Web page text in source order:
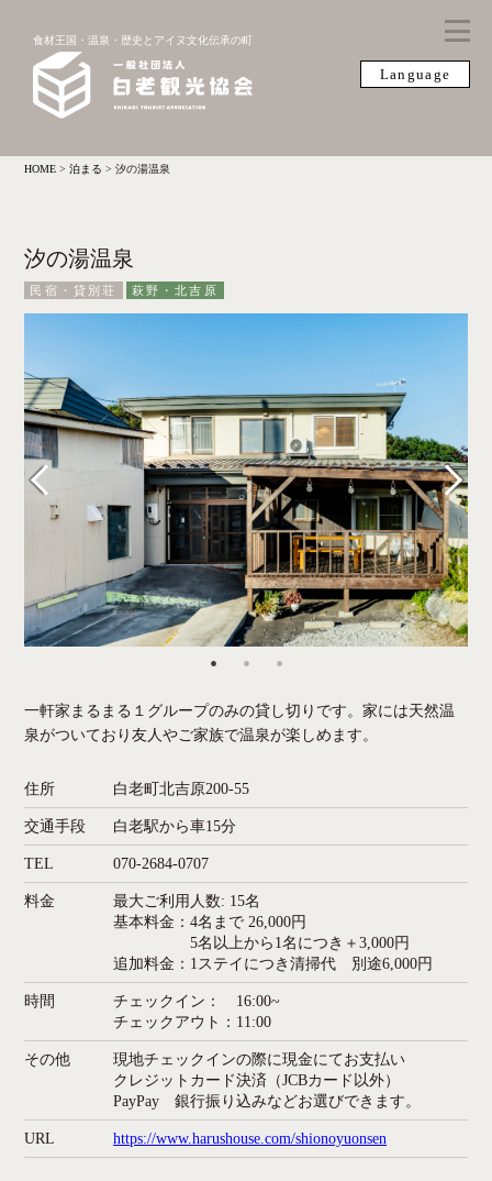
Language
食材王国・温泉・歴史とアイヌ文化伝承の町
HOME >泊まる >汐の湯温泉
汐の湯温泉
民宿・貸別荘 萩野・北吉原
Previous Next
一軒家まるまる１グループのみの貸し切りです。家には天然温
泉がついており友人やご家族で温泉が楽しめます。
住所 白老町北吉原200-55
交通手段 白老駅から車15分
TEL 070-2684-0707
料金
最大ご利用人数: 15名
基本料金：4名まで 26,000円
5名以上から1名につき＋3,000円
追加料金：1ステイにつき清掃代 別途6,000円
時間
チェックイン： 16:00~
チェックアウト：11:00
その他
現地チェックインの際に現金にてお支払い
クレジットカード決済（JCBカード以外）
PayPay 銀行振り込みなどお選びできます。
URL https://www.harushouse.com/shionoyuonsen